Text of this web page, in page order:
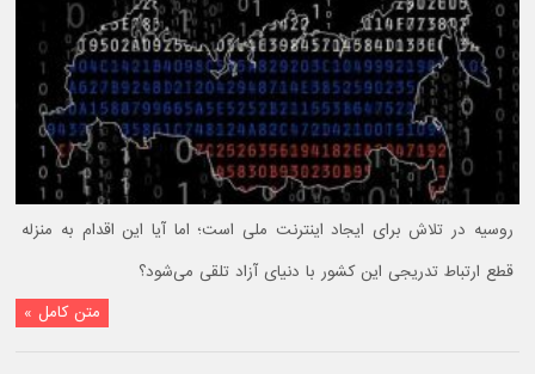
روسیه در تلاش برای ایجاد اینترنت ملی است؛ اما آیا این اقدام به منزله
قطع ارتباط تدریجی این کشور با دنیای آزاد تلقی می‌شود؟
متن کامل »